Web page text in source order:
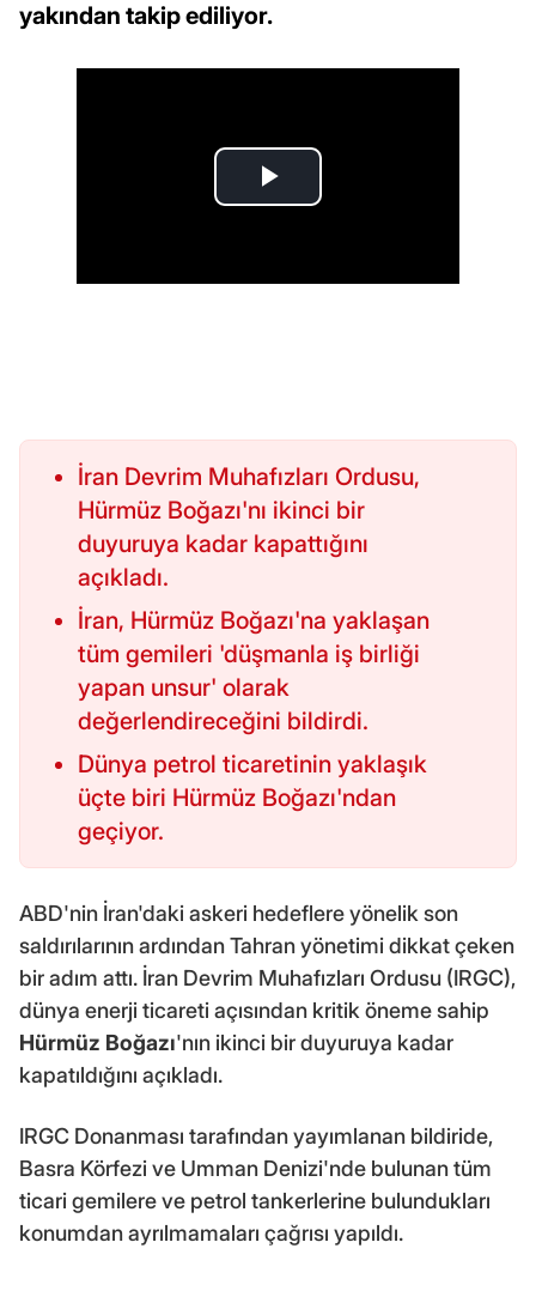
yakından takip ediliyor.
İran Devrim Muhafızları Ordusu,
Hürmüz Boğazı'nı ikinci bir
duyuruya kadar kapattığını
açıkladı.
İran, Hürmüz Boğazı'na yaklaşan
tüm gemileri 'düşmanla iş birliği
yapan unsur' olarak
değerlendireceğini bildirdi.
Dünya petrol ticaretinin yaklaşık
üçte biri Hürmüz Boğazı'ndan
geçiyor.
ABD'nin İran'daki askeri hedeflere yönelik son
saldırılarının ardından Tahran yönetimi dikkat çeken
bir adım attı. İran Devrim Muhafızları Ordusu (IRGC),
dünya enerji ticareti açısından kritik öneme sahip
Hürmüz Boğazı'nın ikinci bir duyuruya kadar
kapatıldığını açıkladı.
IRGC Donanması tarafından yayımlanan bildiride,
Basra Körfezi ve Umman Denizi'nde bulunan tüm
ticari gemilere ve petrol tankerlerine bulundukları
konumdan ayrılmamaları çağrısı yapıldı.